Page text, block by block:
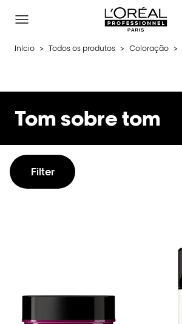
L'Oréal Professionnel Paris
Site Menu
Início > Todos os produtos > Coloração >
Tom sobre tom
Filter